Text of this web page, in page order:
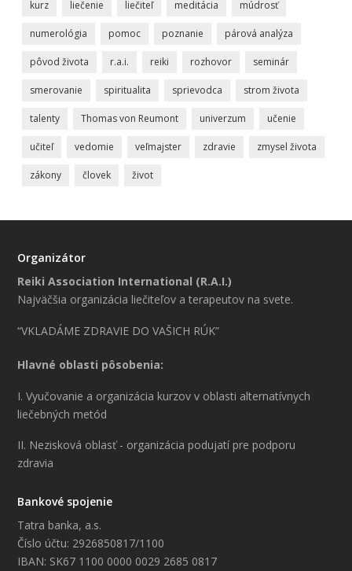
kurz liečenie liečiteľ meditácia múdrosť
numerológia pomoc poznanie párová analýza
pôvod života r.a.i. reiki rozhovor seminár
smerovanie spiritualita sprievodca strom života
talenty Thomas von Reumont univerzum učenie
učiteľ vedomie veľmajster zdravie zmysel života
zákony človek život
Organizátor
Reiki Association International (R.A.I.)
Najväčšia organizácia liečiteľov a terapeutov na svete.
“VKLADÁME ZDRAVIE DO VAŠICH RÚK”
Hlavné oblasti pôsobenia:
I. Vyučovanie a organizácia kurzov v oblasti alternatívnych
liečebných metód
II. Nezisková oblasť - organizácia podujatí pre podporu
zdravia
Bankové spojenie
Tatra banka, a.s.
Číslo účtu: 2926850817/1100
IBAN: SK67 1100 0000 0029 2685 0817